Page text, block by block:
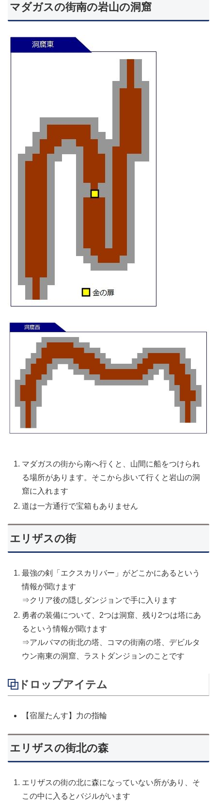
マダガスの街南の岩山の洞窟
マダガスの街から南へ行くと、山間に船をつけられ
る場所があります。そこから歩いて行くと岩山の洞
窟に入れます
道は一方通行で宝箱もありません
エリザスの街
最強の剣「エクスカリバー」がどこかにあるという
情報が聞けます
⇒クリア後の隠しダンジョンで手に入ります
勇者の装備について、2つは洞窟、残り2つは塔にあ
るという情報が聞けます
⇒アルバマの街北の塔、コマの街南の塔、デビルタ
ウン南東の洞窟、ラストダンジョンのことです
ドロップアイテム
【宿屋たんす】力の指輪
エリザスの街北の森
エリザスの街の北に森になっていない所があり、そ
この中に入るとバジルがいます